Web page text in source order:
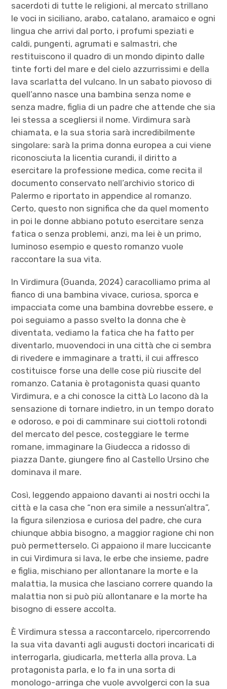
sacerdoti di tutte le religioni, al mercato strillano
le voci in siciliano, arabo, catalano, aramaico e ogni
lingua che arrivi dal porto, i profumi speziati e
caldi, pungenti, agrumati e salmastri, che
restituiscono il quadro di un mondo dipinto dalle
tinte forti del mare e del cielo azzurrissimi e della
lava scarlatta del vulcano. In un sabato piovoso di
quell’anno nasce una bambina senza nome e
senza madre, figlia di un padre che attende che sia
lei stessa a scegliersi il nome. Virdimura sarà
chiamata, e la sua storia sarà incredibilmente
singolare: sarà la prima donna europea a cui viene
riconosciuta la licentia curandi, il diritto a
esercitare la professione medica, come recita il
documento conservato nell’archivio storico di
Palermo e riportato in appendice al romanzo.
Certo, questo non significa che da quel momento
in poi le donne abbiano potuto esercitare senza
fatica o senza problemi, anzi, ma lei è un primo,
luminoso esempio e questo romanzo vuole
raccontare la sua vita.
In Virdimura (Guanda, 2024) caracolliamo prima al
fianco di una bambina vivace, curiosa, sporca e
impacciata come una bambina dovrebbe essere, e
poi seguiamo a passo svelto la donna che è
diventata, vediamo la fatica che ha fatto per
diventarlo, muovendoci in una città che ci sembra
di rivedere e immaginare a tratti, il cui affresco
costituisce forse una delle cose più riuscite del
romanzo. Catania è protagonista quasi quanto
Virdimura, e a chi conosce la città Lo Iacono dà la
sensazione di tornare indietro, in un tempo dorato
e odoroso, e poi di camminare sui ciottoli rotondi
del mercato del pesce, costeggiare le terme
romane, immaginare la Giudecca a ridosso di
piazza Dante, giungere fino al Castello Ursino che
dominava il mare.
Così, leggendo appaiono davanti ai nostri occhi la
città e la casa che “non era simile a nessun’altra”,
la figura silenziosa e curiosa del padre, che cura
chiunque abbia bisogno, a maggior ragione chi non
può permetterselo. Ci appaiono il mare luccicante
in cui Virdimura si lava, le erbe che insieme, padre
e figlia, mischiano per allontanare la morte e la
malattia, la musica che lasciano correre quando la
malattia non si può più allontanare e la morte ha
bisogno di essere accolta.
È Virdimura stessa a raccontarcelo, ripercorrendo
la sua vita davanti agli augusti doctori incaricati di
interrogarla, giudicarla, metterla alla prova. La
protagonista parla, e lo fa in una sorta di
monologo-arringa che vuole avvolgerci con la sua